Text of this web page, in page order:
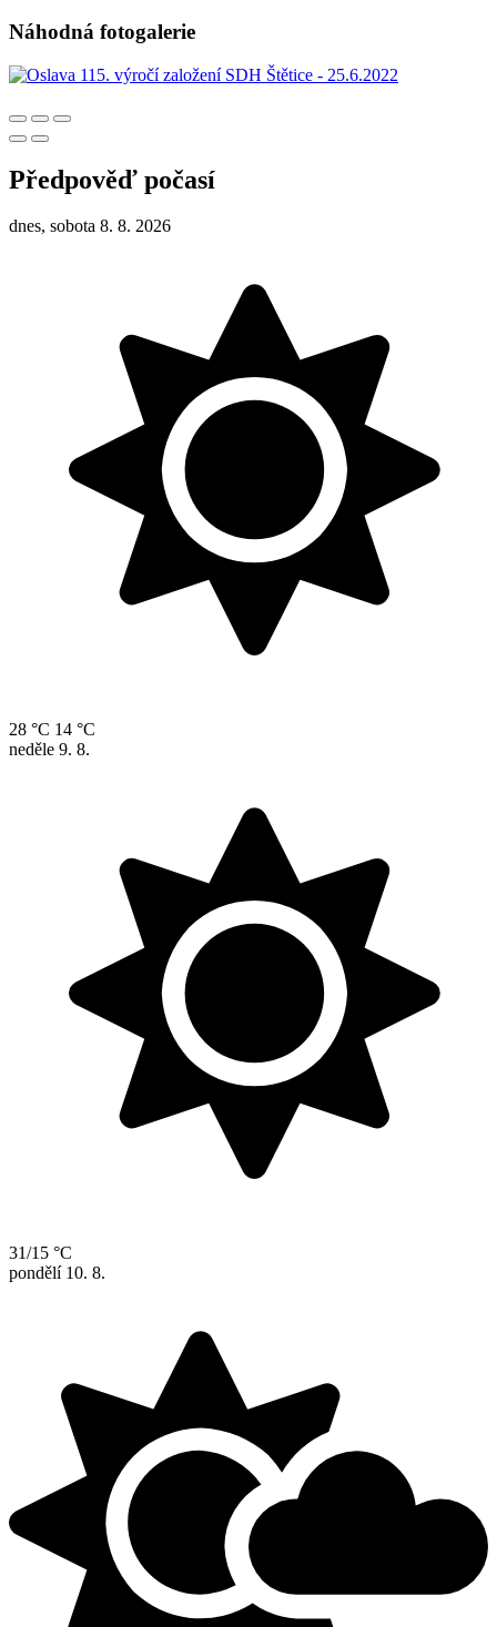
Náhodná fotogalerie
Předpověď počasí
dnes, sobota 8. 8. 2026
28 °C 14 °C
neděle 9. 8.
31/15 °C
pondělí 10. 8.